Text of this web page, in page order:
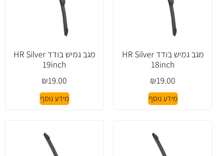
מגב גמיש בודד HR Silver
18inch
₪19.00
מידע נוסף
מגב גמיש בודד HR Silver
19inch
₪19.00
מידע נוסף